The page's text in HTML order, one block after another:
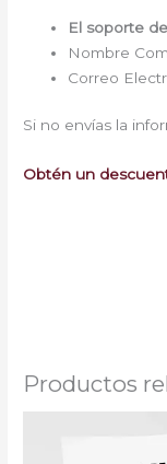
El soporte
Nombre
Correo
Si no envías la
Obtén un
Productos